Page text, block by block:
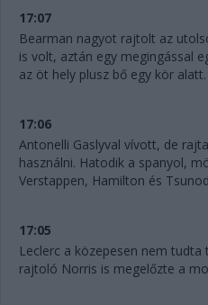
17:07
Bearman nagyot rajtolt az
is volt, aztán egy megingással
az öt hely plusz bő egy kör alatt.
17:06
Antonelli Gaslyval vívott, de
használni. Hatodik a spanyol,
Verstappen, Hamilton és
17:05
Leclerc a közepesen nem
rajtoló Norris is megelőzte a